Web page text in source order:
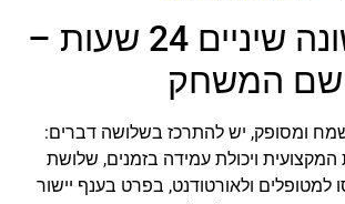
עזרה ראשונה שיניים 24 שעות –
שם המשחק
ומסופק, יש להתרכז בשלושה דברים:
ויכולת עמידה בזמנים, שלושת
למטופלים ולאורטודנט, בפרט בענף יישור